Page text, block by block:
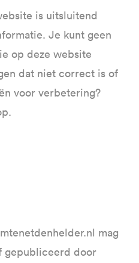
is uitsluitend
Je kunt geen
op deze website
dat niet correct is of
voor verbetering?
mag
gepubliceerd door